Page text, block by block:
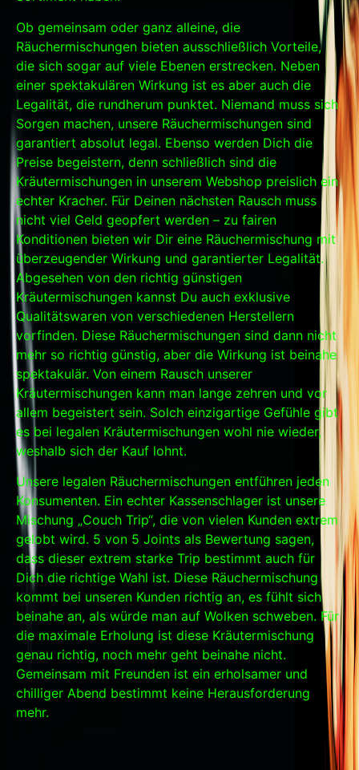
Ob gemeinsam oder ganz alleine, die
Räuchermischungen bieten ausschließlich Vorteile,
die sich sogar auf viele Ebenen erstrecken. Neben
einer spektakulären Wirkung ist es aber auch die
Legalität, die rundherum punktet. Niemand muss sich
Sorgen machen, unsere Räuchermischungen sind
garantiert absolut legal. Ebenso werden Dich die
Preise begeistern, denn schließlich sind die
Kräutermischungen in unserem Webshop preislich ein
echter Kracher. Für Deinen nächsten Rausch muss
nicht viel Geld geopfert werden – zu fairen
Konditionen bieten wir Dir eine Räuchermischung mit
überzeugender Wirkung und garantierter Legalität.
Abgesehen von den richtig günstigen
Kräutermischungen kannst Du auch exklusive
Qualitätswaren von verschiedenen Herstellern
vorfinden. Diese Räuchermischungen sind dann nicht
mehr so richtig günstig, aber die Wirkung ist beinahe
spektakulär. Von einem Rausch unserer
Kräutermischungen kann man lange zehren und vor
allem begeistert sein. Solch einzigartige Gefühle gibt
es bei legalen Kräutermischungen wohl nie wieder,
weshalb sich der Kauf lohnt.
Unsere legalen Räuchermischungen entführen jeden
Konsumenten. Ein echter Kassenschlager ist unsere
Mischung „Couch Trip“, die von vielen Kunden extrem
gelobt wird. 5 von 5 Joints als Bewertung sagen,
dass dieser extrem starke Trip bestimmt auch für
Dich die richtige Wahl ist. Diese Räuchermischung
kommt bei unseren Kunden richtig an, es fühlt sich
beinahe an, als würde man auf Wolken schweben. Für
die maximale Erholung ist diese Kräutermischung
genau richtig, noch mehr geht beinahe nicht.
Gemeinsam mit Freunden ist ein erholsamer und
chilliger Abend bestimmt keine Herausforderung
mehr.